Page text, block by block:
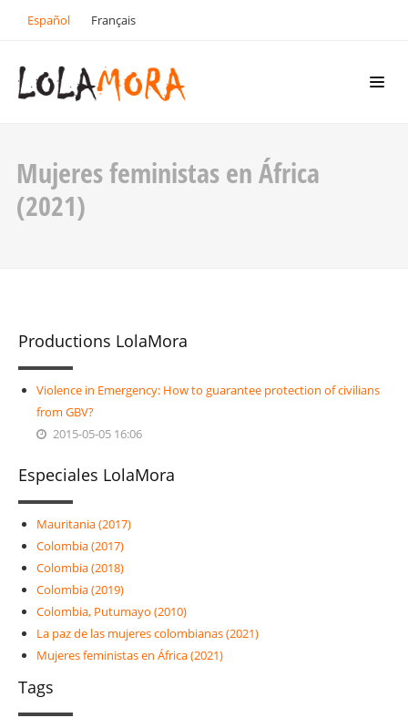
Español Français
Mujeres feministas en África
(2021)
Productions LolaMora
Violence in Emergency: How to guarantee protection of civilians
from GBV?
2015-05-05 16:06
Especiales LolaMora
Mauritania (2017)
Colombia (2017)
Colombia (2018)
Colombia (2019)
Colombia, Putumayo (2010)
La paz de las mujeres colombianas (2021)
Mujeres feministas en África (2021)
Tags